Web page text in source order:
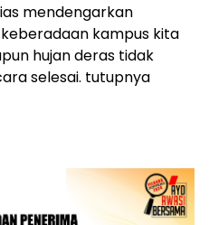
mendengarkan
kampus kita
hujan deras tidak
selesai. tutupnya